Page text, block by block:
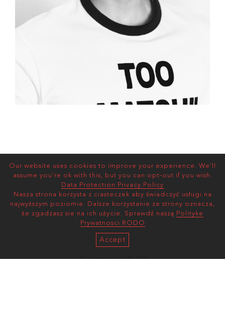
All rights reserved © 2026
Our website uses cookies to improve your experience. We'll
assume you're ok with this, but you can opt-out if you wish.
Data Protection Privacy Policy
Nasza strona korzysta z ciasteczek aby świadczyć usługi na
najwyższym poziomie. Dalsze korzystanie ze strony oznacza,
że zgadzasz sie na ich użycie. Sprawdź naszą Polityke
Prywatnosci RODO
Accept